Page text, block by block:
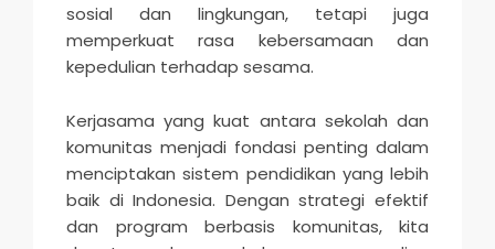
sosial dan lingkungan, tetapi juga
memperkuat rasa kebersamaan dan
kepedulian terhadap sesama.
Kerjasama yang kuat antara sekolah dan
komunitas menjadi fondasi penting dalam
menciptakan sistem pendidikan yang lebih
baik di Indonesia. Dengan strategi efektif
dan program berbasis komunitas, kita